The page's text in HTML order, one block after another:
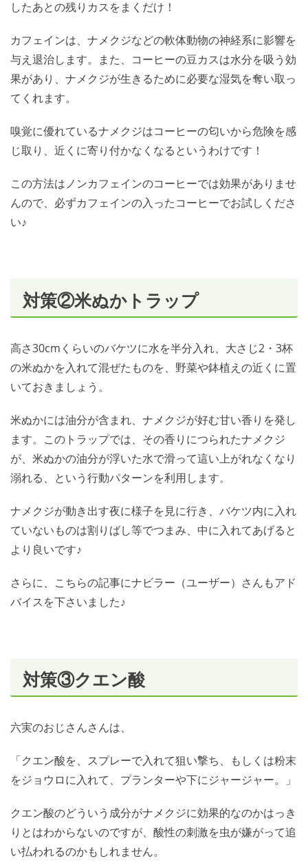
したあとの残りカスをまくだけ！
カフェインは、ナメクジなどの軟体動物の神経系に影響を
与え退治します。また、コーヒーの豆カスは水分を吸う効
果があり、ナメクジが生きるために必要な湿気を奪い取っ
てくれます。
嗅覚に優れているナメクジはコーヒーの匂いから危険を感
じ取り、近くに寄り付かなくなるというわけです！
この方法はノンカフェインのコーヒーでは効果がありませ
んので、必ずカフェインの入ったコーヒーでお試しくださ
い♪
対策②米ぬかトラップ
高さ30cmくらいのバケツに水を半分入れ、大さじ2・3杯
の米ぬかを入れて混ぜたものを、野菜や鉢植えの近くに置
いておきましょう。
米ぬかには油分が含まれ、ナメクジが好む甘い香りを発し
ます。このトラップでは、その香りにつられたナメクジ
が、米ぬかの油分が浮いた水で滑って這い上がれなくなり
溺れる、という行動パターンを利用します。
ナメクジが動き出す夜に様子を見に行き、バケツ内に入れ
ていないものは割りばし等でつまみ、中に入れてあげると
より良いです♪
さらに、こちらの記事にナビラー（ユーザー）さんもアド
バイスを下さいました♪
対策③クエン酸
六実のおじさんさんは、
「クエン酸を、スプレーで入れて狙い撃ち、もしくは粉末
をジョウロに入れて、プランターや下にジャージャー。」
クエン酸のどういう成分がナメクジに効果的なのかはっき
りとはわからないのですが、酸性の刺激を虫が嫌がって追
い払われるのかもしれません。